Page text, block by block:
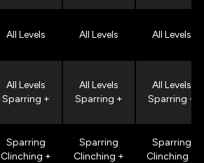
All Levels All Levels All Levels
All Levels
Sparring +
All Levels
Sparring +
All Levels
Sparring +
Sparring
Clinching +
Sparring
Clinching +
Sparring
Clinching +